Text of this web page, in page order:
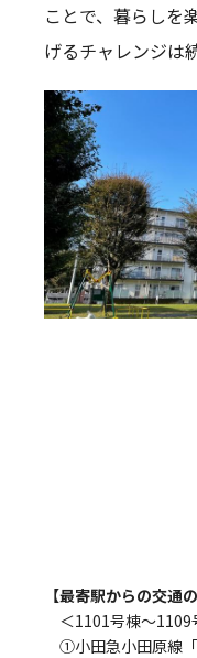
ことで、暮らしを
げるチャレンジは
【最寄駅からの交通
＜1101号棟～1109
①小田急小田原線